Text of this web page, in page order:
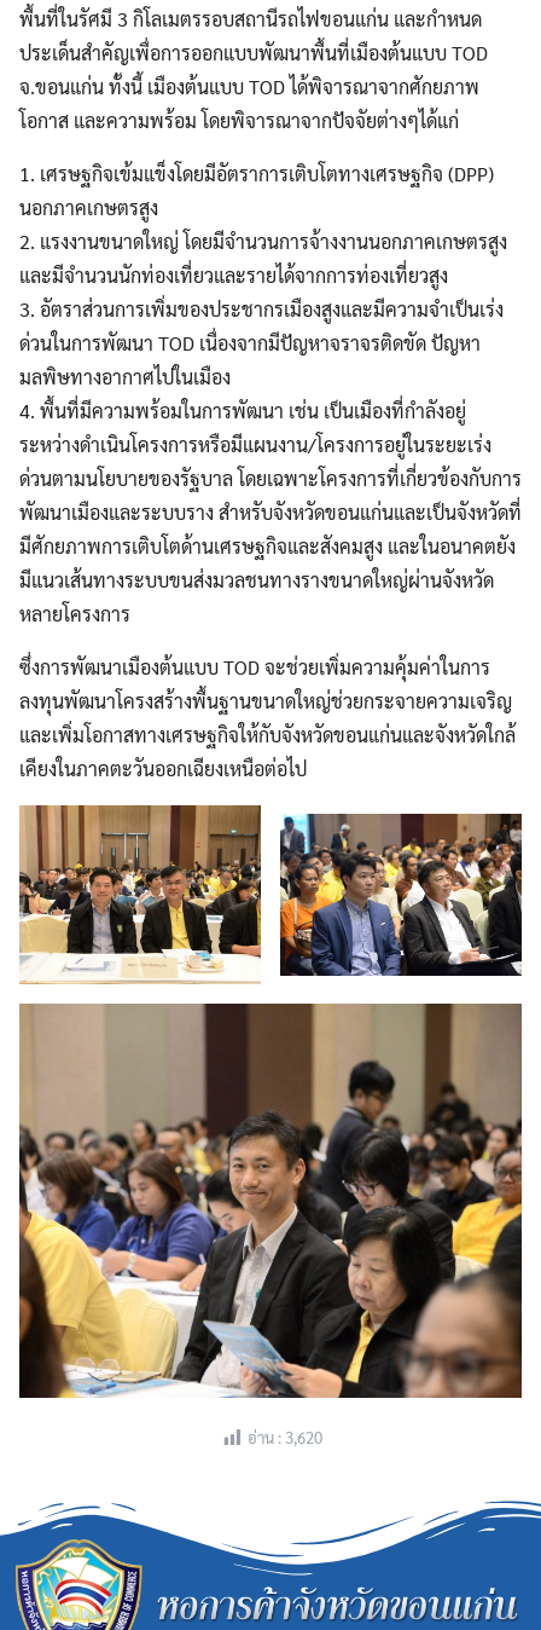
พื้นที่ในรัศมี 3 กิโลเมตรรอบสถานีรถไฟขอนแก่น และกำหนด
ประเด็นสำคัญเพื่อการออกแบบพัฒนาพื้นที่เมืองต้นแบบ TOD
จ.ขอนแก่น ทั้งนี้ เมืองต้นแบบ TOD ได้พิจารณาจากศักยภาพ
โอกาส และความพร้อม โดยพิจารณาจากปัจจัยต่างๆได้แก่
1. เศรษฐกิจเข้มแข็งโดยมีอัตราการเติบโตทางเศรษฐกิจ (DPP)
นอกภาคเกษตรสูง
2. แรงงานขนาดใหญ่ โดยมีจำนวนการจ้างงานนอกภาคเกษตรสูง
และมีจำนวนนักท่องเที่ยวและรายได้จากการท่องเที่ยวสูง
3. อัตราส่วนการเพิ่มของประชากรเมืองสูงและมีความจำเป็นเร่ง
ด่วนในการพัฒนา TOD เนื่องจากมีปัญหาจราจรติดขัด ปัญหา
มลพิษทางอากาศไปในเมือง
4. พื้นที่มีความพร้อมในการพัฒนา เช่น เป็นเมืองที่กำลังอยู่
ระหว่างดำเนินโครงการหรือมีแผนงาน/โครงการอยู่ในระยะเร่ง
ด่วนตามนโยบายของรัฐบาล โดยเฉพาะโครงการที่เกี่ยวข้องกับการ
พัฒนาเมืองและระบบราง สำหรับจังหวัดขอนแก่นและเป็นจังหวัดที่
มีศักยภาพการเติบโตด้านเศรษฐกิจและสังคมสูง และในอนาคตยัง
มีแนวเส้นทางระบบขนส่งมวลชนทางรางขนาดใหญ่ผ่านจังหวัด
หลายโครงการ
ซึ่งการพัฒนาเมืองต้นแบบ TOD จะช่วยเพิ่มความคุ้มค่าในการ
ลงทุนพัฒนาโครงสร้างพื้นฐานขนาดใหญ่ช่วยกระจายความเจริญ
และเพิ่มโอกาสทางเศรษฐกิจให้กับจังหวัดขอนแก่นและจังหวัดใกล้
เคียงในภาคตะวันออกเฉียงเหนือต่อไป
อ่าน : 3,620